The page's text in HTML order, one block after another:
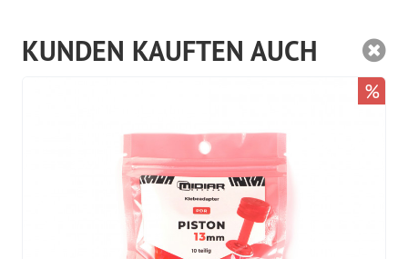
KUNDEN KAUFTEN AUCH
%